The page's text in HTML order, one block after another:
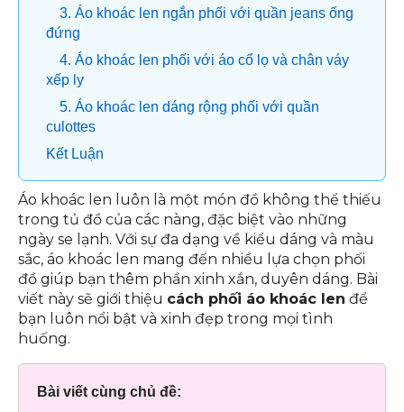
3. Áo khoác len ngắn phối với quần jeans ống
đứng
4. Áo khoác len phối với áo cổ lọ và chân váy
xếp ly
5. Áo khoác len dáng rộng phối với quần
culottes
Kết Luận
Áo khoác len luôn là một món đồ không thể thiếu
trong tủ đồ của các nàng, đặc biệt vào những
ngày se lạnh. Với sự đa dạng về kiểu dáng và màu
sắc, áo khoác len mang đến nhiều lựa chọn phối
đồ giúp bạn thêm phần xinh xắn, duyên dáng. Bài
viết này sẽ giới thiệu cách phối áo khoác len để
bạn luôn nổi bật và xinh đẹp trong mọi tình
huống.
Bài viết cùng chủ đề: